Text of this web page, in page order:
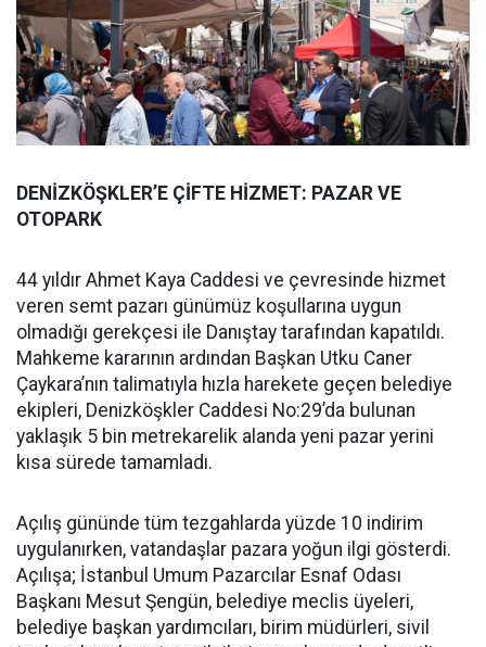
DENİZKÖŞKLER’E ÇİFTE HİZMET: PAZAR VE
OTOPARK
44 yıldır Ahmet Kaya Caddesi ve çevresinde hizmet
veren semt pazarı günümüz koşullarına uygun
olmadığı gerekçesi ile Danıştay tarafından kapatıldı.
Mahkeme kararının ardından Başkan Utku Caner
Çaykara’nın talimatıyla hızla harekete geçen belediye
ekipleri, Denizköşkler Caddesi No:29’da bulunan
yaklaşık 5 bin metrekarelik alanda yeni pazar yerini
kısa sürede tamamladı.
Açılış gününde tüm tezgahlarda yüzde 10 indirim
uygulanırken, vatandaşlar pazara yoğun ilgi gösterdi.
Açılışa; İstanbul Umum Pazarcılar Esnaf Odası
Başkanı Mesut Şengün, belediye meclis üyeleri,
belediye başkan yardımcıları, birim müdürleri, sivil